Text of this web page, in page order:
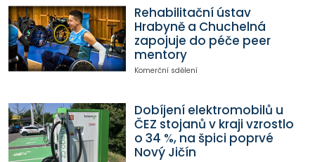
Rehabilitační ústav
Hrabyně a Chuchelná
zapojuje do péče peer
mentory
Komerční sdělení
Dobíjení elektromobilů u
ČEZ stojanů v kraji vzrostlo
o 34 %, na špici poprvé
Nový Jičín